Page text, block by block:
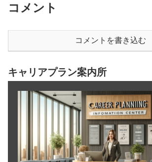
コメント
コメントを書き込む
キャリアプラン案内所